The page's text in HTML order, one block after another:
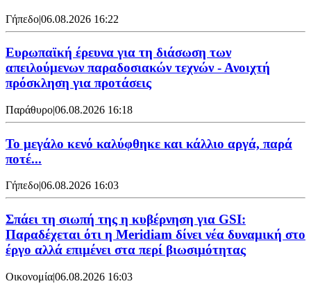
Γήπεδο|06.08.2026 16:22
Ευρωπαϊκή έρευνα για τη διάσωση των
απειλούμενων παραδοσιακών τεχνών - Ανοιχτή
πρόσκληση για προτάσεις
Παράθυρο|06.08.2026 16:18
Το μεγάλο κενό καλύφθηκε και κάλλιο αργά, παρά
ποτέ...
Γήπεδο|06.08.2026 16:03
Σπάει τη σιωπή της η κυβέρνηση για GSI:
Παραδέχεται ότι η Meridiam δίνει νέα δυναμική στο
έργο αλλά επιμένει στα περί βιωσιμότητας
Οικονομία|06.08.2026 16:03